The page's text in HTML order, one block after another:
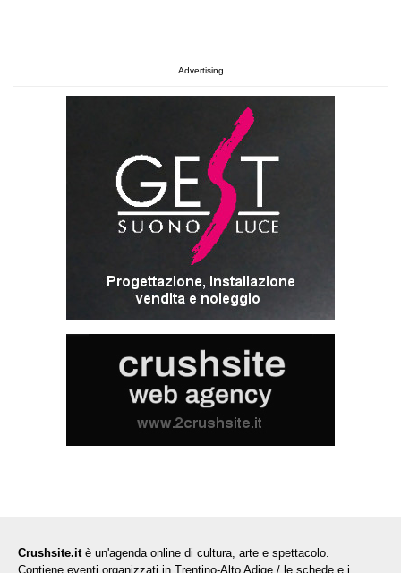
Advertising
Crushsite.it è un'agenda online di cultura, arte e spettacolo.
Contiene eventi organizzati in Trentino-Alto Adige / le schede e i